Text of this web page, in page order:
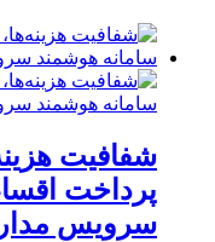
شفافیت
پرداخت
سرویس